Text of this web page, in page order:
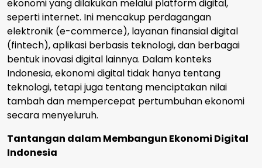
ekonomi yang dilakukan melalui platform digital,
seperti internet. Ini mencakup perdagangan
elektronik (e-commerce), layanan finansial digital
(fintech), aplikasi berbasis teknologi, dan berbagai
bentuk inovasi digital lainnya. Dalam konteks
Indonesia, ekonomi digital tidak hanya tentang
teknologi, tetapi juga tentang menciptakan nilai
tambah dan mempercepat pertumbuhan ekonomi
secara menyeluruh.
Tantangan dalam Membangun Ekonomi Digital
Indonesia